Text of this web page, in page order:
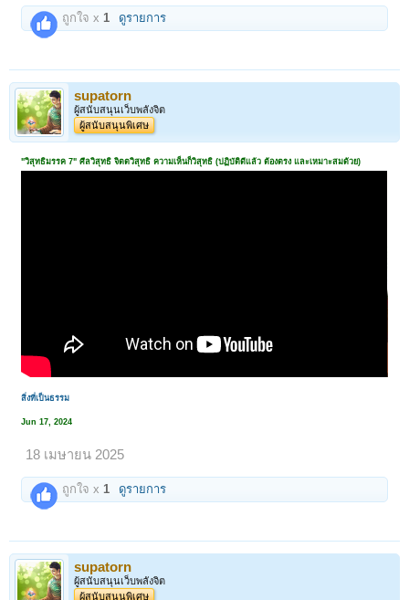
ถูกใจ x 1 ดูรายการ
supatorn
ผู้สนับสนุนเว็บพลังจิต
ผู้สนับสนุนพิเศษ
"วิสุทธิมรรค 7" ศีลวิสุทธิ จิตตวิสุทธิ ความเห็นก็วิสุทธิ (ปฏิบัติดีแล้ว ต้องตรง และเหมาะสมด้วย)
สิ่งที่เป็นธรรม
Jun 17, 2024
18 เมษายน 2025
ถูกใจ x 1 ดูรายการ
supatorn
ผู้สนับสนุนเว็บพลังจิต
ผู้สนับสนุนพิเศษ